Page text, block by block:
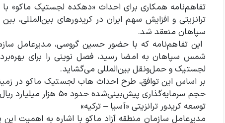
تفاهم‌نامه همکاری برای احداث «دهکده لجستیک
ترانزیتی و افزایش سهم ایران در کریدورهای
سپاهان منعقد شد.
این تفاهم‌نامه که با حضور حسین گروسی، مدیرعامل
شمس سپاهان به امضا رسید، فصل نوینی را برای
لجستیک و حمل‌ونقل بین‌المللی می‌گشاید.
حجم سرمایه‌گذاری پیش‌بینی‌شده حدود ۵۰ هزار میلیارد ریال اجرایی خواهد شد.
توسعه کریدور ترانزیتی «آسیا – ترکیه»
مدیرعامل سازمان منطقه آزاد ماکو با اشاره به اهمیت